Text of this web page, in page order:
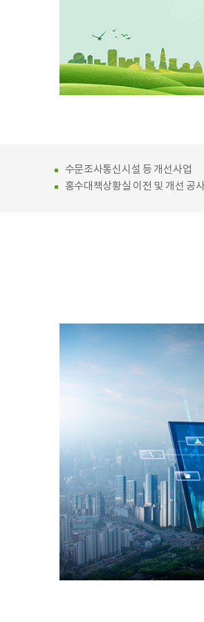
수문조사통신시설 등 개선사업
홍수대책상황실 이전 및 개선 공